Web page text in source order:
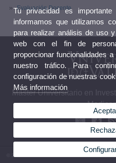
Evaluación Docente
Máster Universitario en
© 2026 UV. - Av. Vicent Andrés Estellés, 22,
Tu privacidad es
informamos que utilizamos
para realizar análisis de uso
web con el fin de
proporcionar funcionalidades
nuestro tráfico. Para
configuración de nuestras
Más información